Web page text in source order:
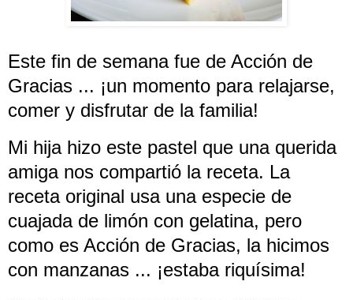
Este fin de semana fue de Acción de
Gracias ... ¡un momento para relajarse,
comer y disfrutar de la familia!
Mi hija hizo este pastel que una querida
amiga nos compartió la receta. La
receta original usa una especie de
cuajada de limón con gelatina, pero
como es Acción de Gracias, la hicimos
con manzanas ... ¡estaba riquísima!